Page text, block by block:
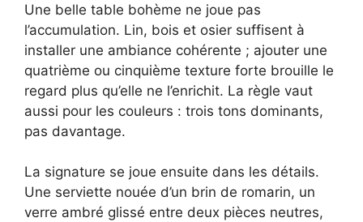
Une belle table bohème ne joue pas
l’accumulation. Lin, bois et osier suffisent à
installer une ambiance cohérente ; ajouter une
quatrième ou cinquième texture forte brouille le
regard plus qu’elle ne l’enrichit. La règle vaut
aussi pour les couleurs : trois tons dominants,
pas davantage.
La signature se joue ensuite dans les détails.
Une serviette nouée d’un brin de romarin, un
verre ambré glissé entre deux pièces neutres,